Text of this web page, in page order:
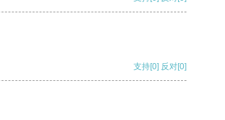
支持[0] 反对[0]